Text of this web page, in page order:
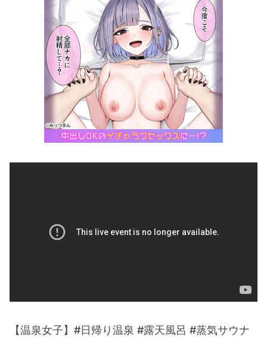
【温泉女子】#日帰り温泉 #露天風呂 #蒸気サウナ